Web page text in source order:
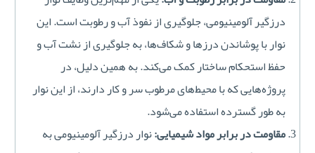
درزگیر آلومینیومی، جلوگیری از نفوذ آب و رطوبت است. این
نوار با پوشاندن درزها و شکاف‌ها، به جلوگیری از نشت آب و
حفظ استحکام ساختار کمک می‌کند. به همین دلیل، در
پروژه‌هایی که با محیط‌های مرطوب سر و کار دارند، از این نوار
به طور گسترده استفاده می‌شود.
مقاومت در برابر مواد شیمیایی:نوار درزگیر آلومینیومی به